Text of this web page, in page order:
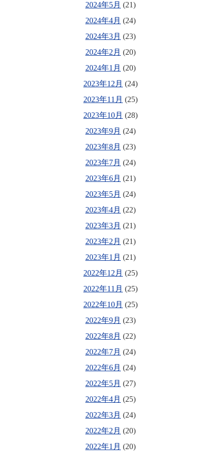
2024年5月 (21)
2024年4月 (24)
2024年3月 (23)
2024年2月 (20)
2024年1月 (20)
2023年12月 (24)
2023年11月 (25)
2023年10月 (28)
2023年9月 (24)
2023年8月 (23)
2023年7月 (24)
2023年6月 (21)
2023年5月 (24)
2023年4月 (22)
2023年3月 (21)
2023年2月 (21)
2023年1月 (21)
2022年12月 (25)
2022年11月 (25)
2022年10月 (25)
2022年9月 (23)
2022年8月 (22)
2022年7月 (24)
2022年6月 (24)
2022年5月 (27)
2022年4月 (25)
2022年3月 (24)
2022年2月 (20)
2022年1月 (20)